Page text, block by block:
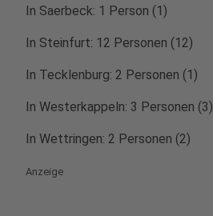
In Saerbeck: 1 Person (1)
In Steinfurt: 12 Personen (12)
In Tecklenburg: 2 Personen (1)
In Westerkappeln: 3 Personen (3)
In Wettringen: 2 Personen (2)
Anzeige